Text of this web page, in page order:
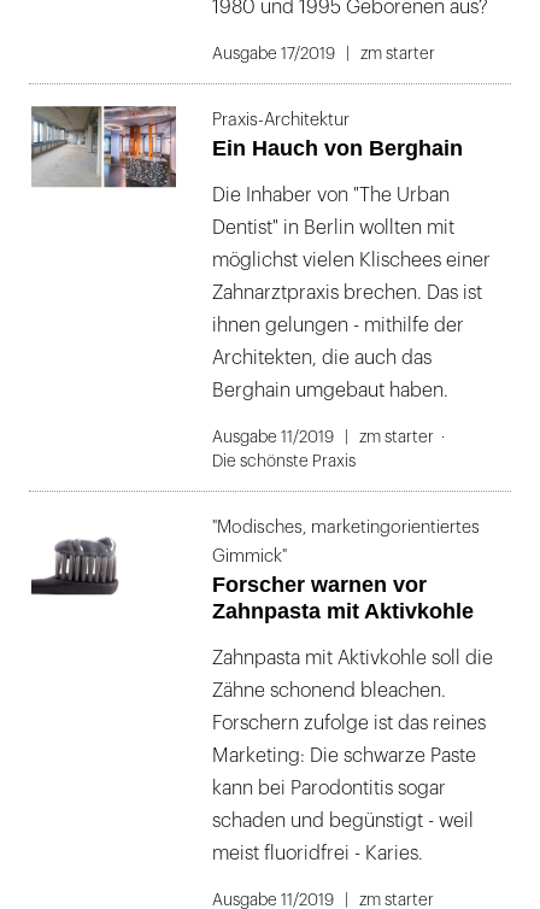
1980 und 1995 Geborenen aus?
Ausgabe 17/2019 zm starter
Praxis-Architektur
Ein Hauch von Berghain
Die Inhaber von "The Urban
Dentist" in Berlin wollten mit
möglichst vielen Klischees einer
Zahnarztpraxis brechen. Das ist
ihnen gelungen - mithilfe der
Architekten, die auch das
Berghain umgebaut haben.
Ausgabe 11/2019
zm starter
Die schönste Praxis
"Modisches, marketingorientiertes
Gimmick"
Forscher warnen vor
Zahnpasta mit Aktivkohle
Zahnpasta mit Aktivkohle soll die
Zähne schonend bleachen.
Forschern zufolge ist das reines
Marketing: Die schwarze Paste
kann bei Parodontitis sogar
schaden und begünstigt - weil
meist fluoridfrei - Karies.
Ausgabe 11/2019 zm starter